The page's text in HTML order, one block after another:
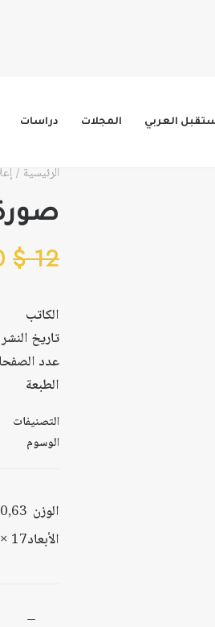
العربي المجلات دراسات
الرئيسية
12
$
الكاتب
تاريخ النشر
عدد
الطبعة
التصنيفات
الوسوم
الوزن 0,63 كيلوجرام
الأبعاد17 × 24 سنتيميتر